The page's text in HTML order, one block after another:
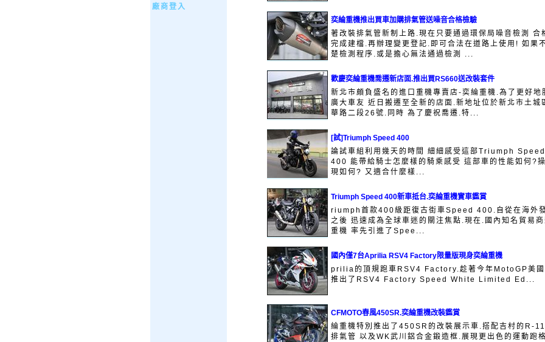
廠商登入
奕綸重機推出買車加購排氣管送噪音合格檢驗
著改裝排氣管新制上路.現在只要通過環保局噪音檢測 合
完成建檔.再辦理變更登記.即可合法在道路上使用! 如果
楚檢測程序.或是擔心無法通過檢測 ...
歡慶奕綸重機喬遷新店面.推出買RS660送改裝套件
新北市頗負盛名的進口重機專賣店-奕綸重機.為了更好地
廣大車友 近日搬遷至全新的店面.新地址位於新北市土城
華路二段26號.同時 為了慶祝喬遷.特...
[試]Triumph Speed 400
論試車組利用幾天的時間 細細感受這部Triumph Speed
400 能帶給騎士怎麼樣的騎乘感受 這部車的性能如何?
現如何? 又適合什麼樣...
Triumph Speed 400新車抵台.奕綸重機實車鑑賞
riumph首款400級距復古街車Speed 400.自從在海外
之後 迅速成為全球車迷的關注焦點.現在.國內知名貿易商
重機 率先引進了Spee...
國內僅7台Aprilia RSV4 Factory限量版現身奕綸重機
prilia的頂規跑車RSV4 Factory.趁著今年MotoGP美國
推出了RSV4 Factory Speed White Limited Ed...
CFMOTO春風450SR.奕綸重機改裝鑑賞
綸重機特別推出了450SR的改裝展示車.搭配吉村的R-
排氣管 以及WK武川鋁合金鍛造框.展現更出色的運動跑